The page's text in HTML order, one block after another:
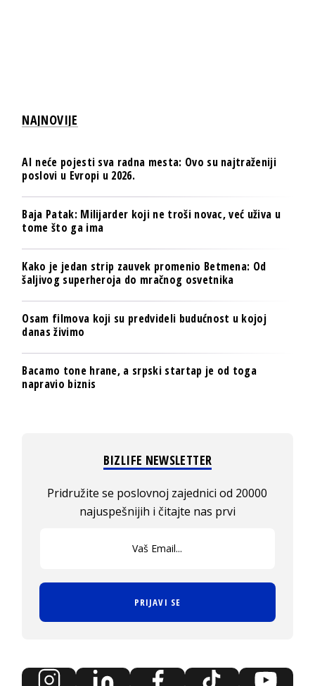
NAJNOVIJE
AI neće pojesti sva radna mesta: Ovo su najtraženiji
poslovi u Evropi u 2026.
Baja Patak: Milijarder koji ne troši novac, već uživa u
tome što ga ima
Kako je jedan strip zauvek promenio Betmena: Od
šaljivog superheroja do mračnog osvetnika
Osam filmova koji su predvideli budućnost u kojoj
danas živimo
Bacamo tone hrane, a srpski startap je od toga
napravio biznis
BIZLIFE NEWSLETTER
Pridružite se poslovnoj zajednici od 20000
najuspešnijih i čitajte nas prvi
PRIJAVI SE